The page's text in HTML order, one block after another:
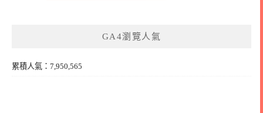
GA4瀏覽人氣
累積人氣：7,950,565